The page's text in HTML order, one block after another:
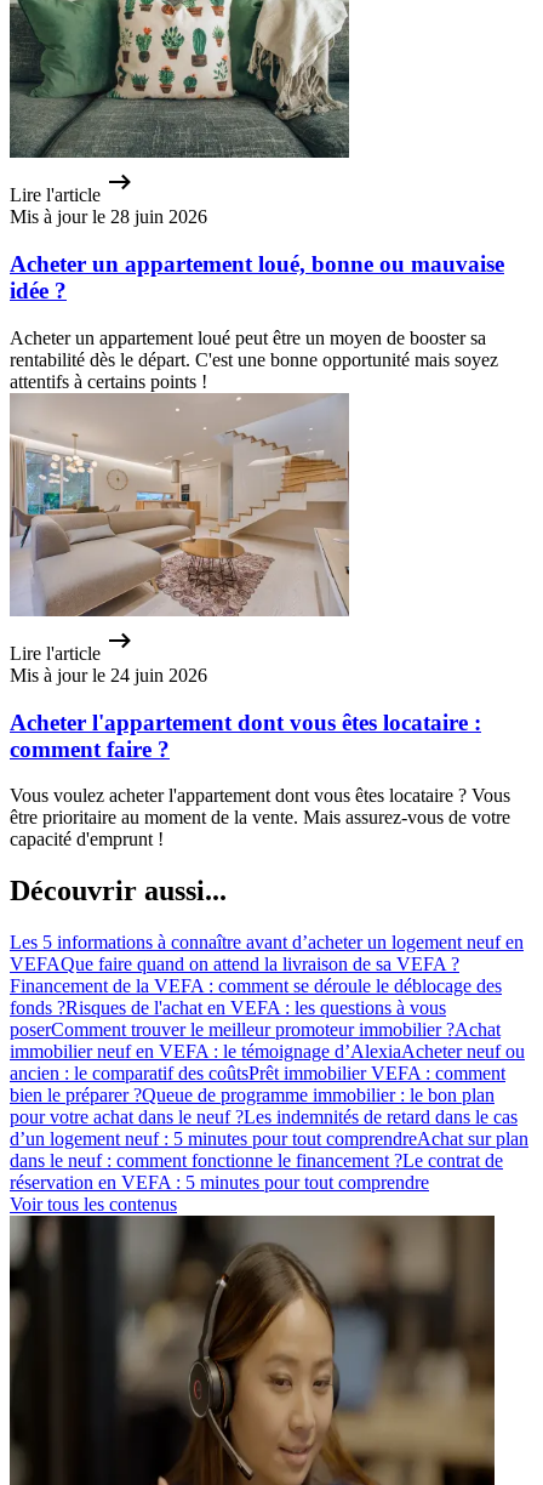
Lire l'article
Mis à jour le 28 juin 2026
Acheter un appartement loué, bonne ou mauvaise
idée ?
Acheter un appartement loué peut être un moyen de booster sa
rentabilité dès le départ. C'est une bonne opportunité mais soyez
attentifs à certains points !
Lire l'article
Mis à jour le 24 juin 2026
Acheter l'appartement dont vous êtes locataire :
comment faire ?
Vous voulez acheter l'appartement dont vous êtes locataire ? Vous
être prioritaire au moment de la vente. Mais assurez-vous de votre
capacité d'emprunt !
Découvrir aussi...
Les 5 informations à connaître avant d’acheter un logement neuf en
VEFAQue faire quand on attend la livraison de sa VEFA ?
Financement de la VEFA : comment se déroule le déblocage des
fonds ?Risques de l'achat en VEFA : les questions à vous
poserComment trouver le meilleur promoteur immobilier ?Achat
immobilier neuf en VEFA : le témoignage d’AlexiaAcheter neuf ou
ancien : le comparatif des coûtsPrêt immobilier VEFA : comment
bien le préparer ?Queue de programme immobilier : le bon plan
pour votre achat dans le neuf ?Les indemnités de retard dans le cas
d’un logement neuf : 5 minutes pour tout comprendreAchat sur plan
dans le neuf : comment fonctionne le financement ?Le contrat de
réservation en VEFA : 5 minutes pour tout comprendre
Voir tous les contenus